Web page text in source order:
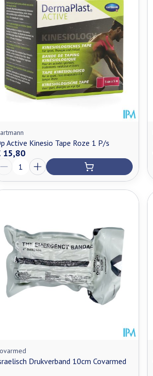
Active Kinesio Tape Roze 1 P/s
15,80
Aantal
Drukverband 10cm Covarmed